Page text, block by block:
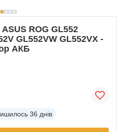
ROG GL552
GL552VW GL552VX -
АКБ
36 днів